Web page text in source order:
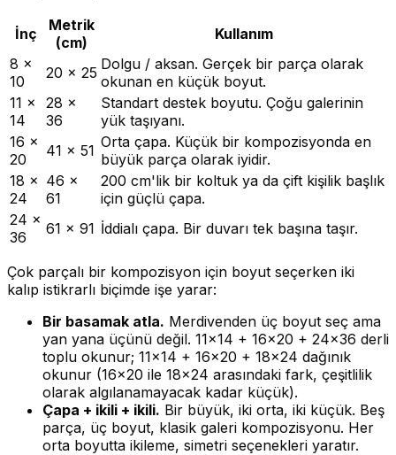
İnç
Metrik
(cm)
Kullanım
8 ×
10
20 × 25 Dolgu / aksan. Gerçek bir parça olarak
okunan en küçük boyut.
11 ×
14
28 ×
36
Standart destek boyutu. Çoğu galerinin
yük taşıyanı.
16 ×
20
41 × 51 Orta çapa. Küçük bir kompozisyonda en
büyük parça olarak iyidir.
18 ×
24
46 ×
61
200 cm'lik bir koltuk ya da çift kişilik başlık
için güçlü çapa.
24 ×
36
61 × 91 İddialı çapa. Bir duvarı tek başına taşır.
Çok parçalı bir kompozisyon için boyut seçerken iki
kalıp istikrarlı biçimde işe yarar:
Bir basamak atla. Merdivenden üç boyut seç ama
yan yana üçünü değil. 11×14 + 16×20 + 24×36 derli
toplu okunur; 11×14 + 16×20 + 18×24 dağınık
okunur (16×20 ile 18×24 arasındaki fark, çeşitlilik
olarak algılanamayacak kadar küçük).
Çapa + ikili + ikili. Bir büyük, iki orta, iki küçük. Beş
parça, üç boyut, klasik galeri kompozisyonu. Her
orta boyutta ikileme, simetri seçenekleri yaratır.